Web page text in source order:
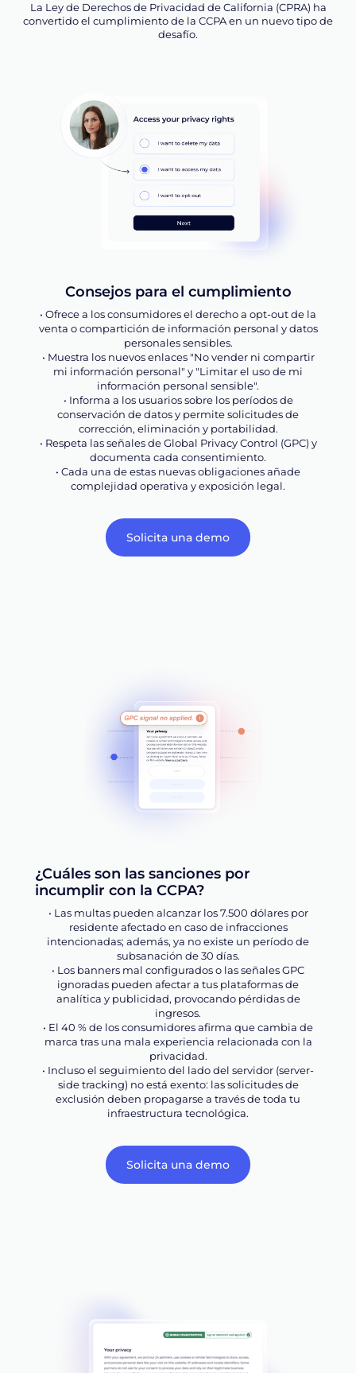
La Ley de Derechos de Privacidad de California (CPRA) ha
convertido el cumplimiento de la CCPA en un nuevo tipo de
desafío.
Consejos para el cumplimiento
• Ofrece a los consumidores el derecho a opt-out de la
venta o compartición de información personal y datos
personales sensibles.
• Muestra los nuevos enlaces "No vender ni compartir
mi información personal" y "Limitar el uso de mi
información personal sensible".
• Informa a los usuarios sobre los períodos de
conservación de datos y permite solicitudes de
corrección, eliminación y portabilidad.
• Respeta las señales de Global Privacy Control (GPC) y
documenta cada consentimiento.
• Cada una de estas nuevas obligaciones añade
complejidad operativa y exposición legal.
Solicita una demo
¿Cuáles son las sanciones por
incumplir con la CCPA?
• Las multas pueden alcanzar los 7.500 dólares por
residente afectado en caso de infracciones
intencionadas; además, ya no existe un período de
subsanación de 30 días.
• Los banners mal configurados o las señales GPC
ignoradas pueden afectar a tus plataformas de
analítica y publicidad, provocando pérdidas de
ingresos.
• El 40 % de los consumidores afirma que cambia de
marca tras una mala experiencia relacionada con la
privacidad.
• Incluso el seguimiento del lado del servidor (server-
side tracking) no está exento: las solicitudes de
exclusión deben propagarse a través de toda tu
infraestructura tecnológica.
Solicita una demo